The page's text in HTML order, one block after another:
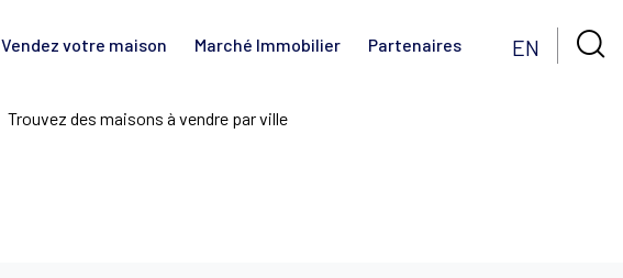
Vendez votre maison Marché Immobilier Partenaires EN 
Trouvez des maisons à vendre par ville